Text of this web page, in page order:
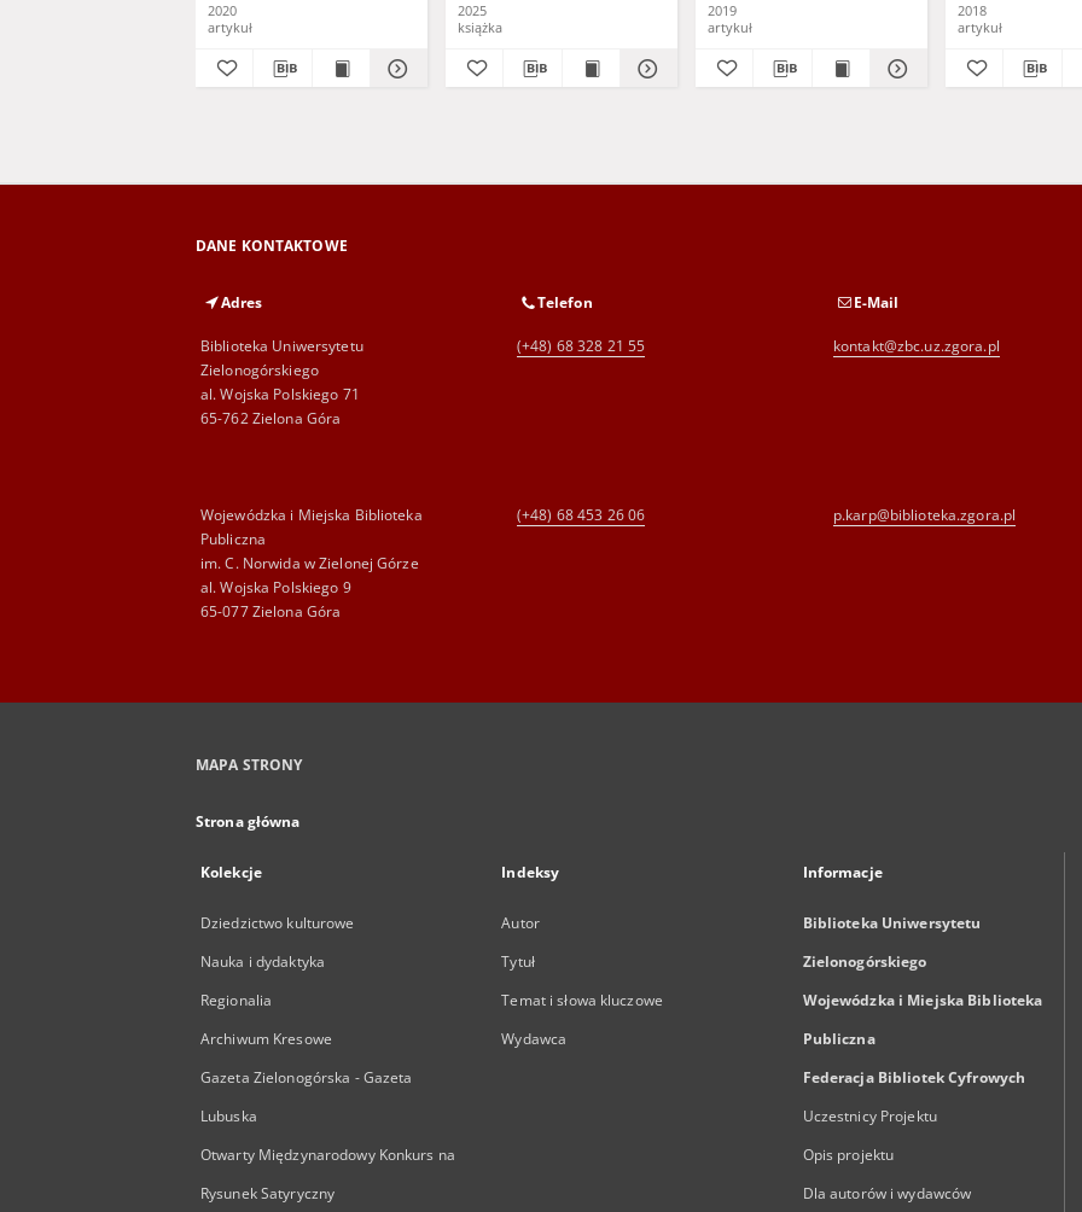
2020
artykuł
2025
książka
2019
artykuł
Forum in
2018
artykuł
DANE KONTAKTOWE
Adres
Biblioteka Uniwersytetu
Zielonogórskiego
al. Wojska Polskiego 71
65-762 Zielona Góra
Telefon
(+48) 68 328 21 55
E-Mail
kontakt@zbc.uz.zgora.pl
Wojewódzka i Miejska Biblioteka
Publiczna
im. C. Norwida w Zielonej Górze
al. Wojska Polskiego 9
65-077 Zielona Góra
(+48) 68 453 26 06 p.karp@biblioteka.zgora.pl
MAPA STRONY
Strona główna
Kolekcje
Dziedzictwo kulturowe
Nauka i dydaktyka
Regionalia
Archiwum Kresowe
Gazeta Zielonogórska - Gazeta
Lubuska
Otwarty Międzynarodowy Konkurs na
Rysunek Satyryczny
Indeksy
Autor
Tytuł
Temat i słowa kluczowe
Wydawca
Informacje
Biblioteka Uniwersytetu
Zielonogórskiego
Wojewódzka i Miejska Biblioteka
Publiczna
Federacja Bibliotek Cyfrowych
Uczestnicy Projektu
Opis projektu
Dla autorów i wydawców